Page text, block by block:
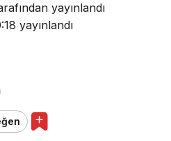
yayınlandı
yayınlandı